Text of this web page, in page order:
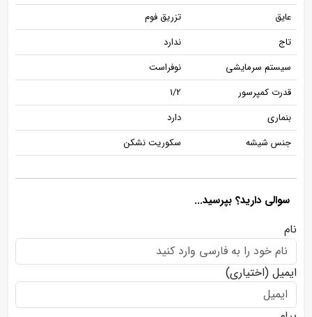
عایق
تزریق فوم
تاج
ندارد
سیستم سرمایشی
نوفراست
قدرت کمپرسور
1/2
بنماری
دارد
جنس شیشه
سکوریت نشکن
سوالی دارید؟ بپرسید...
نام
ایمیل (اختیاری)